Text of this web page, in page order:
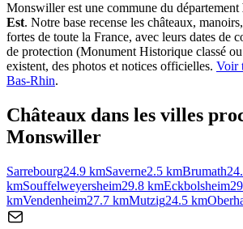
Monswillerest une commune du département
Est. Notre base recense les châteaux,
fortes de toute la France, avec leurs dates de
de protection (Monument Historique classé
existent, des photos et notices officielles. Voir
Bas-Rhin.
Châteaux dans les villes
Monswiller
Sarrebourg24.9 kmSaverne2.5 kmBrumath
kmSouffelweyersheim29.8 kmEckbolsheim
kmVendenheim27.7 kmMutzig24.5 km